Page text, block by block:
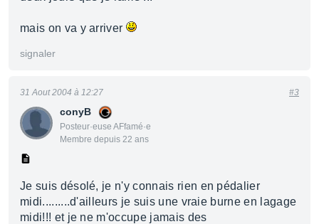
mais on va y arriver
signaler
conyB
Posteur·euse AFfamé·e
Membre depuis 22 ans
31 Aout 2004 à 12:27 #3
Je suis désolé, je n'y connais rien en pédalier
midi.........d'ailleurs je suis une vraie burne en lagage
midi!!! et je ne m'occupe jamais des